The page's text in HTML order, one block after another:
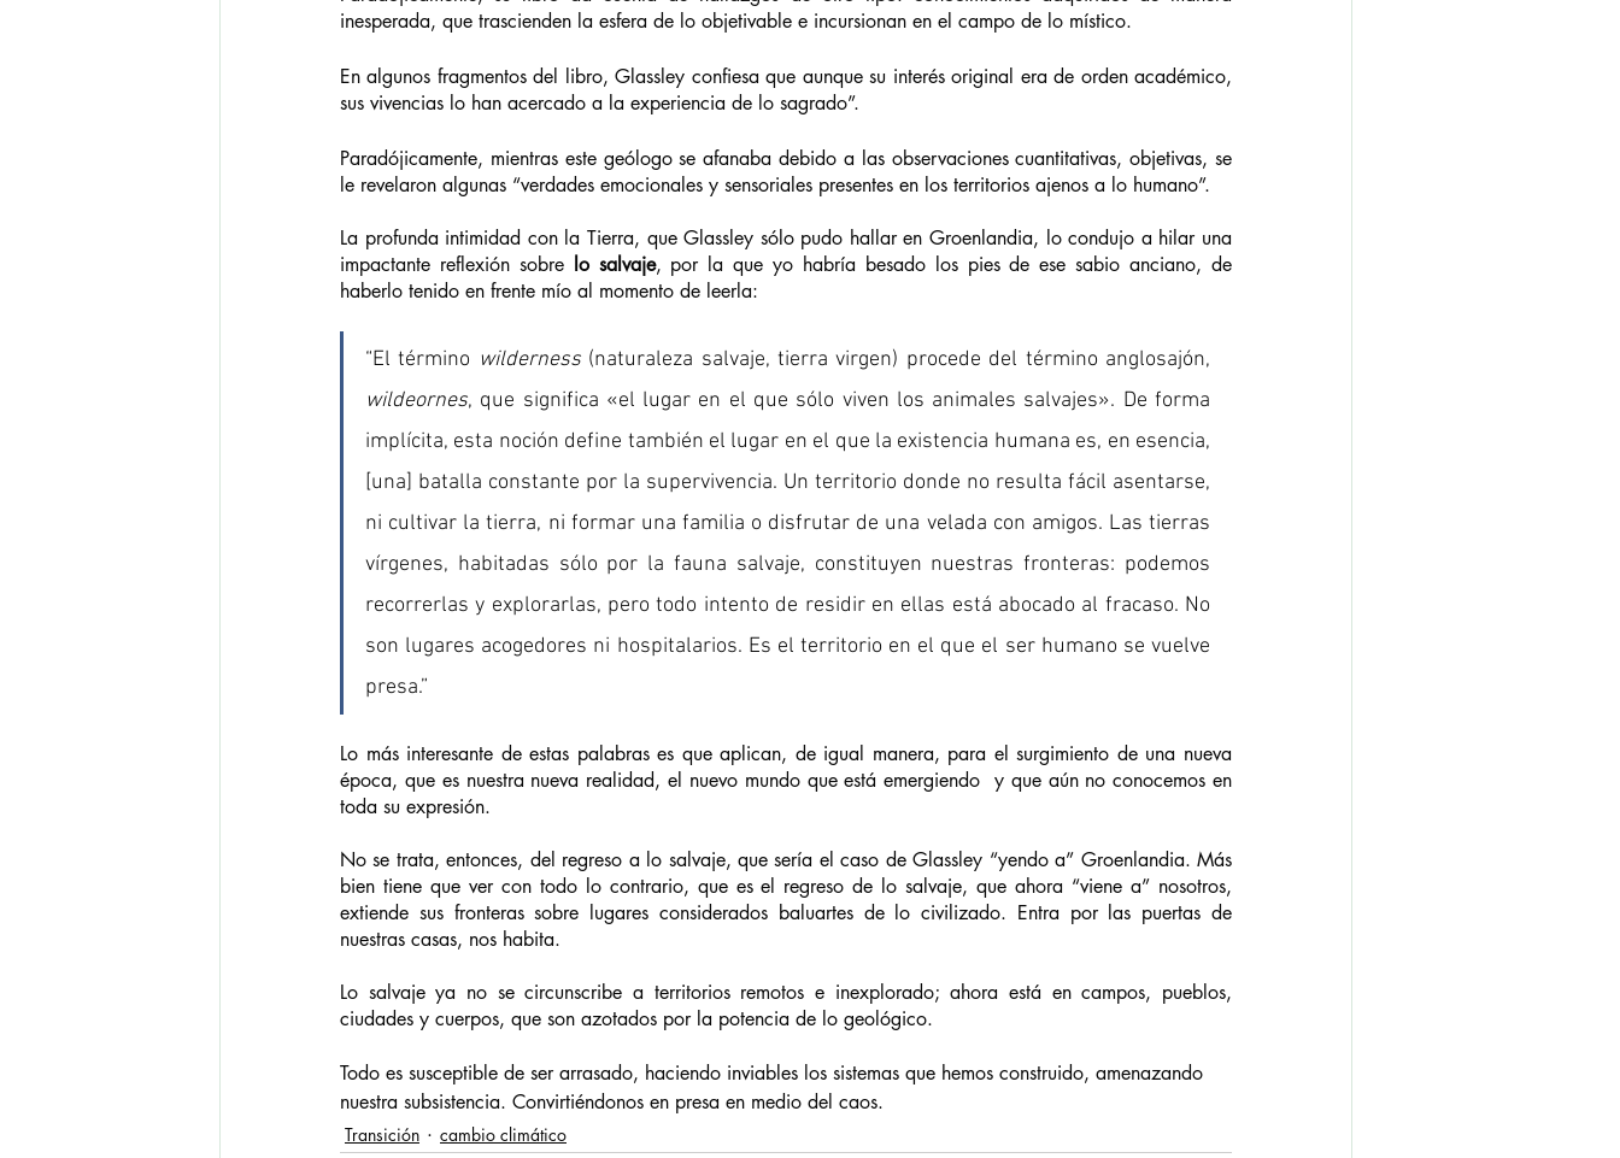
inesperada, que trascienden la esfera de lo objetivable e incursionan en el campo de lo místico.
En algunos fragmentos del libro, Glassley confiesa que aunque su interés original era de orden académico,
sus vivencias lo han acercado a la experiencia de lo sagrado”.
Paradójicamente, mientras este geólogo se afanaba debido a las observaciones cuantitativas, objetivas, se
le revelaron algunas “verdades emocionales y sensoriales presentes en los territorios ajenos a lo humano”.
La profunda intimidad con la Tierra, que Glassley sólo pudo hallar en Groenlandia, lo condujo a hilar una
impactante reflexión sobre lo salvaje, por la que yo habría besado los pies de ese sabio anciano, de
haberlo tenido en frente mío al momento de leerla:
“El término wilderness
wildeornes, que significa «el lugar en el que sólo viven los animales salvajes». De forma
implícita, esta noción define también el lugar en el que la existencia humana es, en esencia,
[una] batalla constante por la supervivencia. Un territorio donde no resulta fácil asentarse,
ni cultivar la tierra, ni formar una familia o disfrutar de una velada con amigos. Las tierras
vírgenes, habitadas sólo por la fauna salvaje, constituyen nuestras fronteras: podemos
recorrerlas y explorarlas, pero todo intento de residir en ellas está abocado al fracaso. No
son lugares acogedores ni hospitalarios. Es el territorio en el que el ser humano se vuelve
presa.”
Lo más interesante de estas palabras es que aplican, de igual manera, para el surgimiento de una nueva
época, que es nuestra nueva realidad, el nuevo mundo que está emergiendo  y que aún no conocemos en
toda su expresión.
No se trata, entonces, del regreso a lo salvaje, que sería el caso de Glassley “yendo a” Groenlandia. Más
bien tiene que ver con todo lo contrario, que es el regreso de lo salvaje, que ahora “viene a” nosotros,
extiende sus fronteras sobre lugares considerados baluartes de lo civilizado. Entra por las puertas de
nuestras casas, nos habita.
Lo salvaje ya no se circunscribe a territorios remotos e inexplorado; ahora está en campos, pueblos,
ciudades y cuerpos, que son azotados por la potencia de lo geológico.
Todo es susceptible de ser arrasado, haciendo inviables los sistemas que hemos construido, amenazando
nuestra subsistencia. Convirtiéndonos en presa en medio del caos.
Transición cambio climático